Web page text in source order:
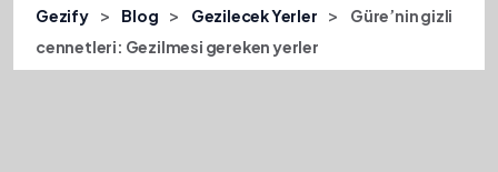
Gezify > Blog > Gezilecek Yerler >
Güre’nin gizli
cennetleri: Gezilmesi gereken yerler